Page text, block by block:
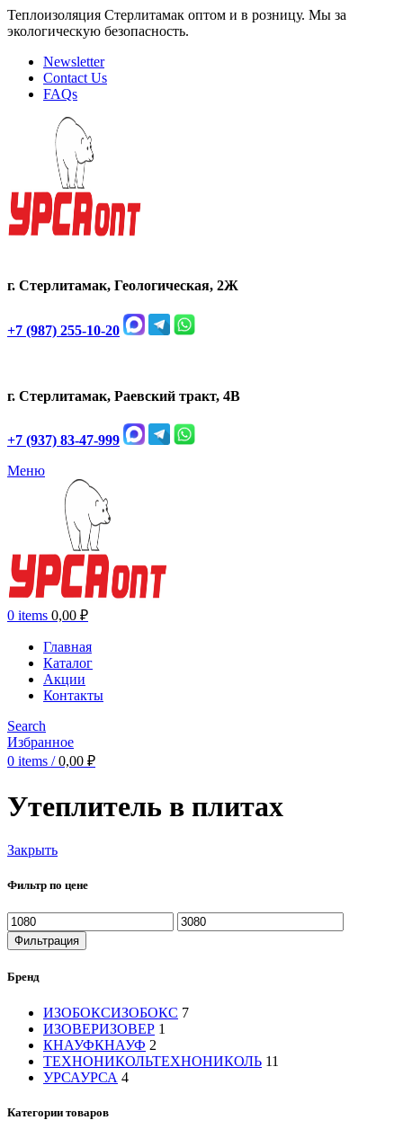
Теплоизоляция Стерлитамак оптом и в розницу. Мы за
экологическую безопасность.
Newsletter
Contact Us
FAQs
г. Стерлитамак, Геологическая, 2Ж
+7 (987) 255-10-20
г. Стерлитамак, Раевский тракт, 4В
+7 (937) 83-47-999
Меню
0 items 0,00 ₽
Главная
Каталог
Акции
Контакты
Search
Избранное
0 items / 0,00 ₽
Утеплитель в плитах
Закрыть
Фильтр по цене
Минимальная
цена
Максимальная
цена
Фильтрация
Бренд
ИЗОБОКСИЗОБОКС 7
ИЗОВЕРИЗОВЕР 1
КНАУФКНАУФ 2
ТЕХНОНИКОЛЬТЕХНОНИКОЛЬ 11
УРСАУРСА 4
Категории товаров